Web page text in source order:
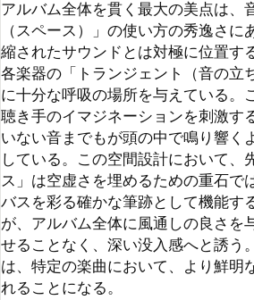
ス」は空虚さを埋めるための重石では
バスを彩る確かな筆跡として機能する
が、アルバム全体に風通しの良さを与
せることなく、深い没入感へと誘う。
は、特定の楽曲において、より鮮明な
れることになる。
アルバムのハイライトとして、対照的
まずは、アルバム序盤の白眉である「
flames」だ。この曲のエンディングで
で最もドラマチックな瞬間のひとつで
謐な空間を切り裂くように踏み込まれ
そのロングトーンで歌い上げるギター
感情が一気に解放されるようなカタル
寂との対比があるからこそ、その歪みは